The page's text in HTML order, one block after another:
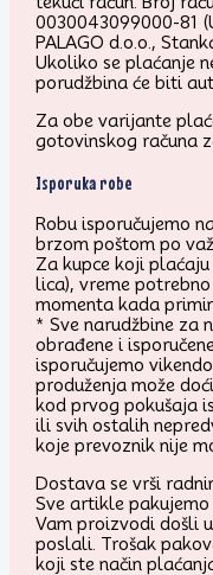
0030043099000-81
PALAGO d.o.o.,
Ukoliko se plaćanje
porudžbina će biti
Za obe varijante
gotovinskog računa
Isporuka robe
Robu isporučujemo
brzom poštom po
Za kupce koji
lica), vreme
momenta kada
* Sve narudžbine za
obrađene i
isporučujemo
produženja može
kod prvog pokušaja
ili svih ostalih
koje prevoznik nije
Dostava se vrši
Sve artikle
Vam proizvodi došli
poslali. Trošak
koji ste način